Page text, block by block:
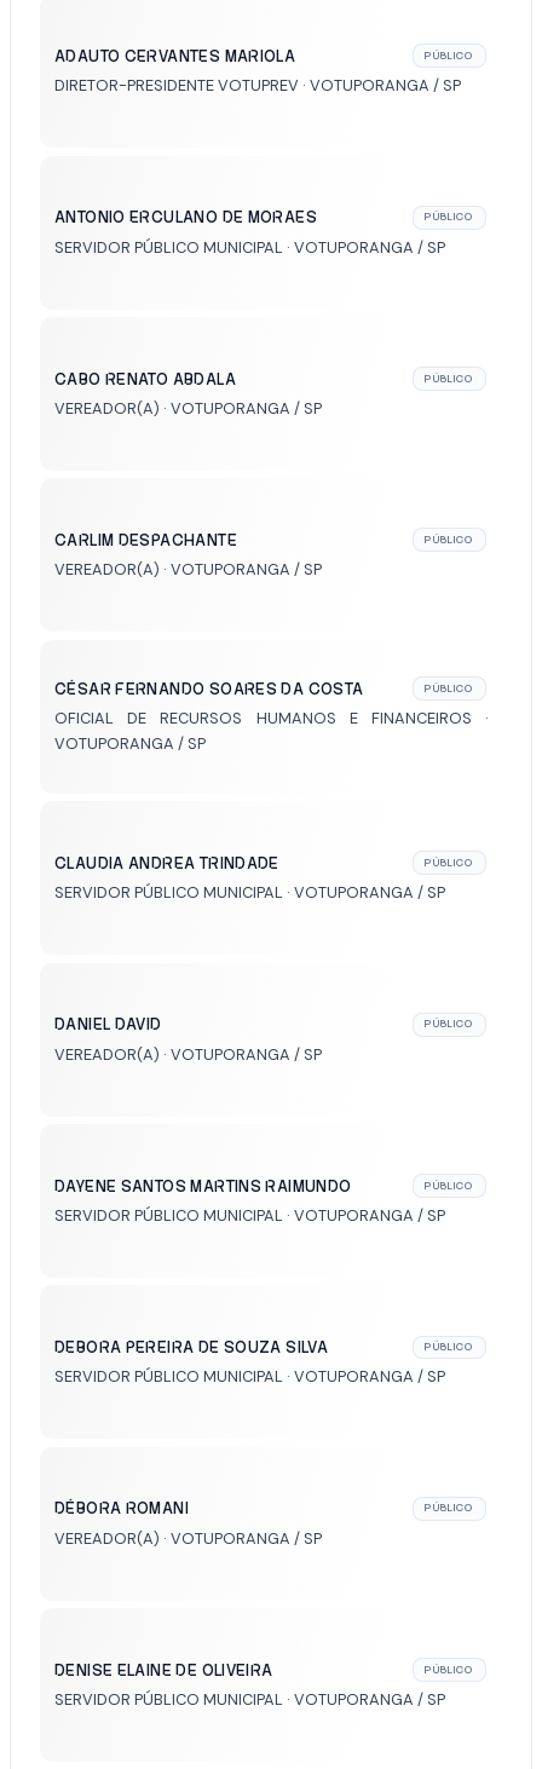
ADAUTO CERVANTES MARIOLA PÚBLICO
DIRETOR-PRESIDENTE VOTUPREV · VOTUPORANGA / SP
ANTONIO ERCULANO DE MORAES PÚBLICO
SERVIDOR PÚBLICO MUNICIPAL · VOTUPORANGA / SP
CABO RENATO ABDALA PÚBLICO
VEREADOR(A) · VOTUPORANGA / SP
CARLIM DESPACHANTE PÚBLICO
VEREADOR(A) · VOTUPORANGA / SP
CÉSAR FERNANDO SOARES DA COSTA PÚBLICO
OFICIAL DE RECURSOS HUMANOS E FINANCEIROS ·
VOTUPORANGA / SP
CLAUDIA ANDREA TRINDADE PÚBLICO
SERVIDOR PÚBLICO MUNICIPAL · VOTUPORANGA / SP
DANIEL DAVID PÚBLICO
VEREADOR(A) · VOTUPORANGA / SP
DAYENE SANTOS MARTINS RAIMUNDO PÚBLICO
SERVIDOR PÚBLICO MUNICIPAL · VOTUPORANGA / SP
DEBORA PEREIRA DE SOUZA SILVA PÚBLICO
SERVIDOR PÚBLICO MUNICIPAL · VOTUPORANGA / SP
DÉBORA ROMANI PÚBLICO
VEREADOR(A) · VOTUPORANGA / SP
DENISE ELAINE DE OLIVEIRA PÚBLICO
SERVIDOR PÚBLICO MUNICIPAL · VOTUPORANGA / SP